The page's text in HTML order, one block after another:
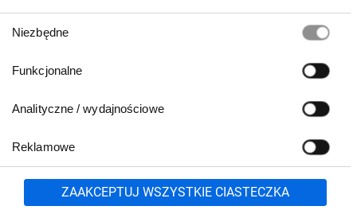
zgody
Niezbędne
Funkcjonalne
Analityczne / wydajnościowe
Reklamowe
ZAAKCEPTUJ WSZYSTKIE CIASTECZKA
801 500 700 lub
71 37 61 600